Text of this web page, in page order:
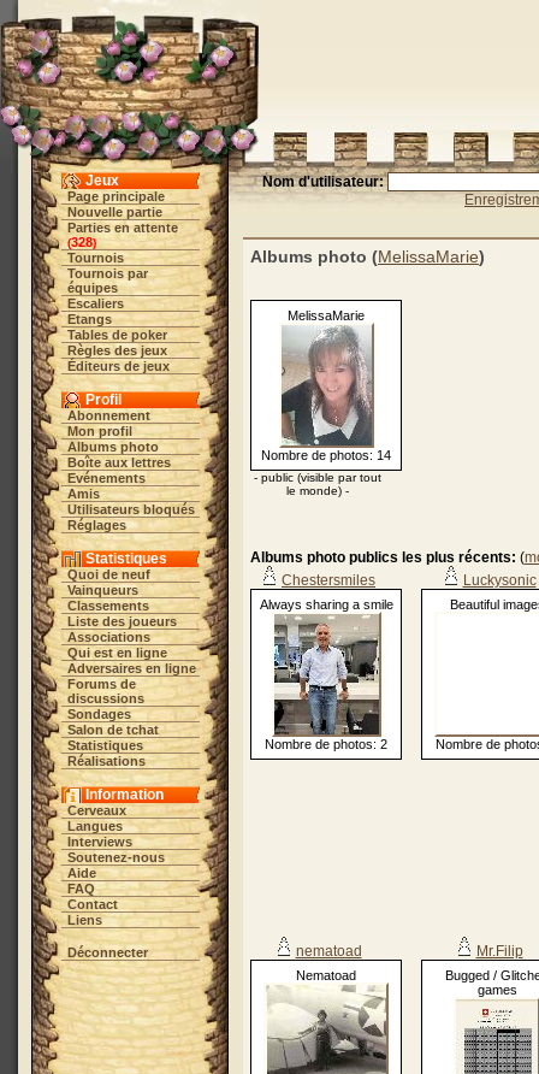
Jeux
Page principale
Nouvelle partie
Parties en attente
(328)
Tournois
Tournois par
équipes
Escaliers
Etangs
Tables de poker
Règles des jeux
Éditeurs de jeux
Profil
Abonnement
Mon profil
Albums photo
Boîte aux lettres
Evénements
Amis
Utilisateurs bloqués
Réglages
Statistiques
Quoi de neuf
Vainqueurs
Classements
Liste des joueurs
Associations
Qui est en ligne
Adversaires en ligne
Forums de
discussions
Sondages
Salon de tchat
Statistiques
Réalisations
Information
Cerveaux
Langues
Interviews
Soutenez-nous
Aide
FAQ
Contact
Liens
Déconnecter
Nom d'utilisateur:
Albums photo (MelissaMarie)
MelissaMarie
Nombre de photos: 14
- public (visible par tout
le monde) -
Albums photo publics les plus récents: (
Chestersmiles
Always sharing a smile
Nombre de photos: 2
Luckysonic
Beautiful
Nombre de
nematoad
Nematoad
Mr.Filip
Bugged /
games